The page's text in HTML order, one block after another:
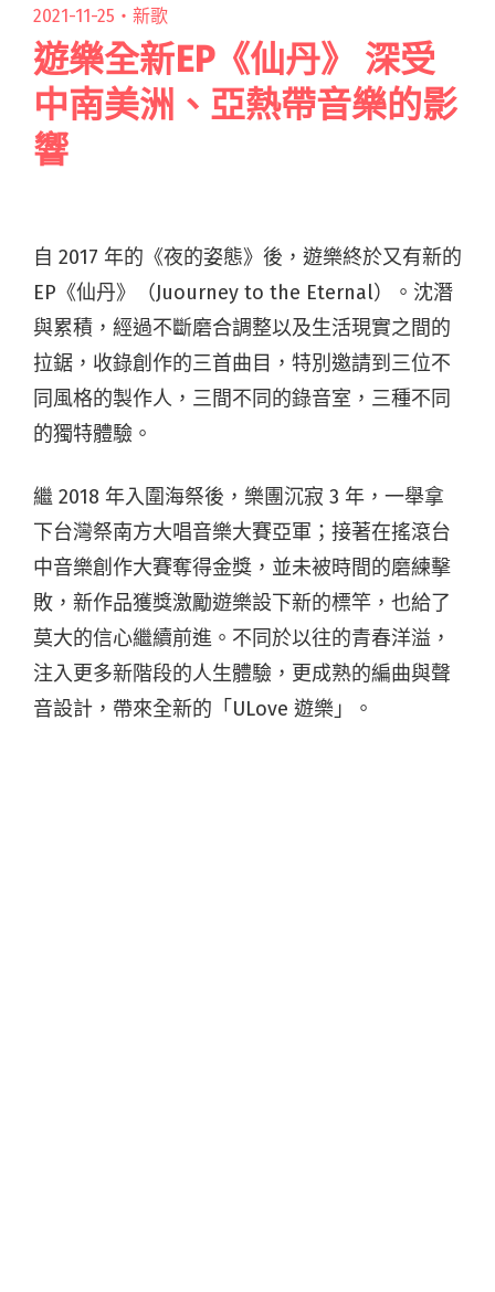
2021-11-25・ 新歌
遊樂全新EP《仙丹》 深受
中南美洲、亞熱帶音樂的影
響
自 2017 年的《夜的姿態》後，遊樂終於又有新的
EP《仙丹》（Juourney to the Eternal）。沈潛
與累積，經過不斷磨合調整以及生活現實之間的
拉鋸，收錄創作的三首曲目，特別邀請到三位不
同風格的製作人，三間不同的錄音室，三種不同
的獨特體驗。
繼 2018 年入圍海祭後，樂團沉寂 3 年，一舉拿
下台灣祭南方大唱音樂大賽亞軍；接著在搖滾台
中音樂創作大賽奪得金獎，並未被時間的磨練擊
敗，新作品獲獎激勵遊樂設下新的標竿，也給了
莫大的信心繼續前進。不同於以往的青春洋溢，
注入更多新階段的人生體驗，更成熟的編曲與聲
音設計，帶來全新的「ULove 遊樂」。